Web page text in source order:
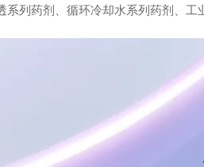
系列药剂、循环冷却水系列药剂、